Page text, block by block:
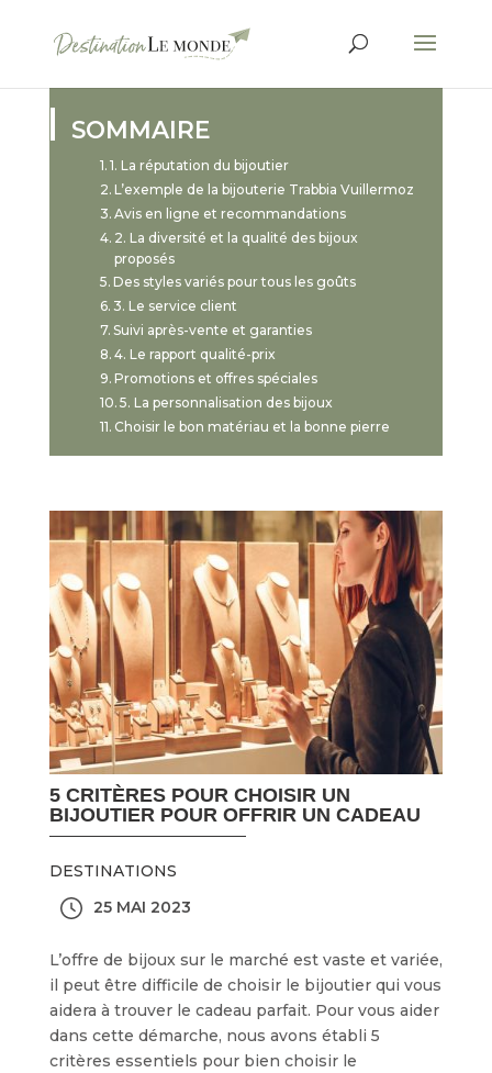
SOMMAIRE
1. La réputation du bijoutier
L’exemple de la bijouterie Trabbia Vuillermoz
Avis en ligne et recommandations
2. La diversité et la qualité des bijoux
proposés
Des styles variés pour tous les goûts
3. Le service client
Suivi après-vente et garanties
4. Le rapport qualité-prix
Promotions et offres spéciales
5. La personnalisation des bijoux
Choisir le bon matériau et la bonne pierre
5 CRITÈRES POUR CHOISIR UN
BIJOUTIER POUR OFFRIR UN CADEAU
DESTINATIONS
25 MAI 2023
L’offre de bijoux sur le marché est vaste et variée,
il peut être difficile de choisir le bijoutier qui vous
aidera à trouver le cadeau parfait. Pour vous aider
dans cette démarche, nous avons établi 5
critères essentiels pour bien choisir le